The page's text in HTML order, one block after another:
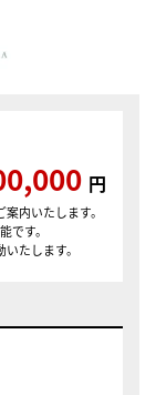
円
内いたします。
です。
たします。